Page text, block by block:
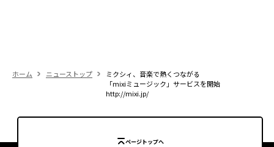
ホーム ニューストップ
ミクシィ、音楽で熱くつながる
「mixiミュージック」サービスを開始
http://mixi.jp/
ページトップへ